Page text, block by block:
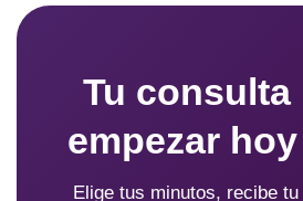
Tu consulta
empezar
Elige tus minutos, recibe